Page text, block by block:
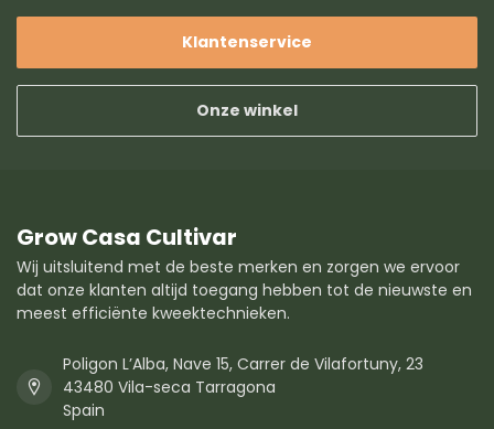
Klantenservice
Onze winkel
Grow Casa Cultivar
Wij uitsluitend met de beste merken en zorgen we ervoor
dat onze klanten altijd toegang hebben tot de nieuwste en
meest efficiënte kweektechnieken.
Poligon L’Alba, Nave 15, Carrer de Vilafortuny, 23
43480 Vila-seca Tarragona
Spain